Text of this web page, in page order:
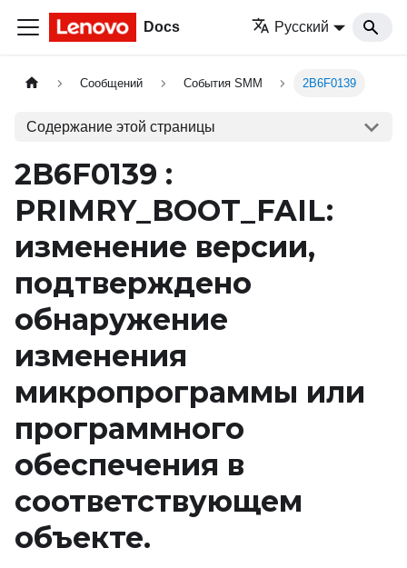
Docs Русский
Сообщений События SMM 2B6F0139
Содержание этой страницы
2B6F0139 :
PRIMRY_BOOT_FAIL:
изменение версии,
подтверждено
обнаружение
изменения
микропрограммы или
программного
обеспечения в
соответствующем
объекте.